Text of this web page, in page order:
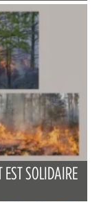
EST SOLIDAIRE